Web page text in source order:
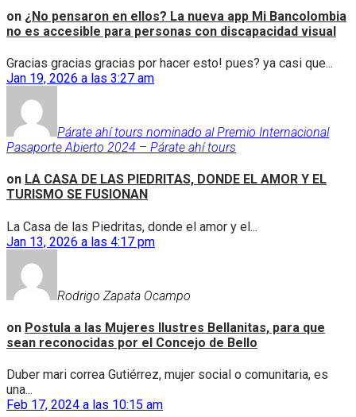
on ¿No pensaron en ellos? La nueva app Mi Bancolombia
no es accesible para personas con discapacidad visual
Gracias gracias gracias por hacer esto! pues? ya casi que...
Jan 19, 2026 a las 3:27 am
Párate ahí tours nominado al Premio Internacional
Pasaporte Abierto 2024 – Párate ahí tours
on LA CASA DE LAS PIEDRITAS, DONDE EL AMOR Y EL
TURISMO SE FUSIONAN
La Casa de las Piedritas, donde el amor y el...
Jan 13, 2026 a las 4:17 pm
Rodrigo Zapata Ocampo
on Postula a las Mujeres Ilustres Bellanitas, para que
sean reconocidas por el Concejo de Bello
Duber mari correa Gutiérrez, mujer social o comunitaria, es
una...
Feb 17, 2024 a las 10:15 am